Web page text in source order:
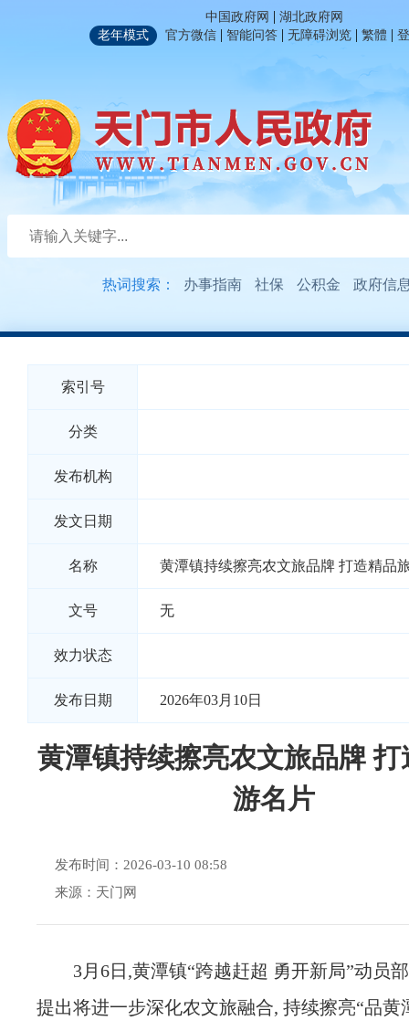
中国政府网 | 湖北政府网
老年模式
官方微信 | 智能问答 | 无障碍浏览 | 繁體 |
热词搜索： 办事指南 社保 公积金 政府信
索引号
分类
发布机构
发文日期
名称 黄潭镇持续擦亮农文旅品牌 打造精品
文号 无
效力状态
发布日期 2026年03月10日
黄潭镇持续擦亮农文旅品牌 打
游名片
发布时间：2026-03-10 08:58
来源：天门网
3月6日,黄潭镇“跨越赶超 勇开新局”动员
提出将进一步深化农文旅融合, 持续擦亮“品黄